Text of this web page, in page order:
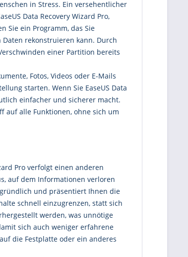
in Stress. Ein versehentlicher
Data Recovery Wizard Pro,
Sie ein Programm, das Sie
rekonstruieren kann. Durch
einer Partition bereits
Fotos, Videos oder E-Mails
starten. Wenn Sie EaseUS Data
einfacher und sicherer macht.
auf alle Funktionen, ohne sich um
Pro verfolgt einen anderen
auf dem Informationen verloren
und präsentiert Ihnen die
schnell einzugrenzen, statt sich
werden, was unnötige
sich auch weniger erfahrene
die Festplatte oder ein anderes